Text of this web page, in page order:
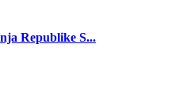
Republike S...